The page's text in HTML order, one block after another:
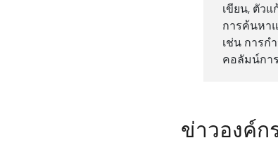
เขียน, ตัว
การค้นหา
เช่น การกํ
คอลัมน์กา
ข่าวองค์ก